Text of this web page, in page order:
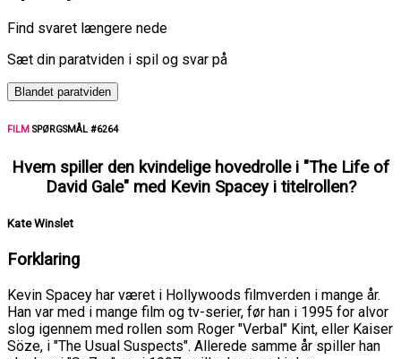
Find svaret længere nede
Sæt din paratviden i spil og svar på
Blandet paratviden
FILM SPØRGSMÅL #6264
Hvem spiller den kvindelige hovedrolle i "The Life of
David Gale" med Kevin Spacey i titelrollen?
Kate Winslet
Forklaring
Kevin Spacey har været i Hollywoods filmverden i mange år.
Han var med i mange film og tv-serier, før han i 1995 for alvor
slog igennem med rollen som Roger "Verbal" Kint, eller Kaiser
Söze, i "The Usual Suspects". Allerede samme år spiller han